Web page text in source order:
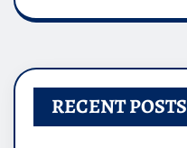
RECENT POSTS